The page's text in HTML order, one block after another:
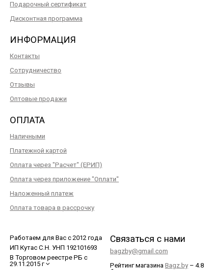
Подарочный сертификат
Дисконтная программа
ИНФОРМАЦИЯ
Контакты
Сотрудничество
Отзывы
Оптовые продажи
ОПЛАТА
Наличными
Платежной картой
Оплата через "Расчет" (ЕРИП)
Оплата через приложение "Оплати"
Наложенный платеж
Оплата товара в рассрочку
Работаем для Вас с 2012 года
ИП Кутас С.Н. УНП 192101693
В Торговом реестре РБ с
29.11.2015 г
Связаться с нами
bagzby@gmail.com
Рейтинг магазина Bagz.by – 4.8